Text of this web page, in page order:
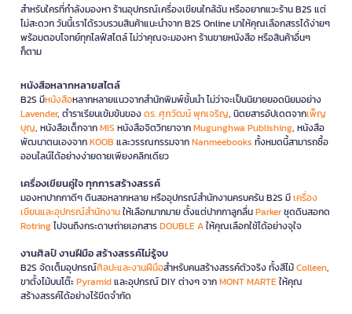
สำหรับใครที่กำลังมองหา ร้านอุปกรณ์เครื่องเขียนใกล้ฉัน หรืออยากแวะร้าน B2S แต่
ไม่สะดวก วันนี้เราได้รวบรวมสินค้าแนะนำจาก B2S Online มาให้คุณเลือกสรรได้ง่ายๆ
พร้อมตอบโจทย์ทุกไลฟ์สไตล์ ไม่ว่าคุณจะมองหา ร้านขายหนังสือ หรือสินค้าอื่นๆ
ก็ตาม
หนังสือหลากหลายสไตล์
B2S มีหนังสือหลากหลายแนวจากสำนักพิมพ์ชั้นนำ ไม่ว่าจะเป็นนิยายยอดนิยมอย่าง
Lavender, ตำราเรียนเข้มข้นของดร. ศุภวัฒน์ พุกเจริญ, นิตยสารอัปเดตจากเพ็ญ
บุญ, หนังสือเด็กจากMIS หนังสือจิตวิทยาจากMugunghwa Publishing, หนังสือ
พัฒนาตนเองจากKOOB และวรรณกรรมจากNanmeebooks ทั้งหมดนี้สามารถซื้อ
ออนไลน์ได้อย่างง่ายดายเพียงคลิกเดียว
เครื่องเขียนคู่ใจ ทุกการสร้างสรรค์
มองหาปากกาดีๆ ดินสอหลากหลาย หรืออุปกรณ์สำนักงานครบครัน B2S มีเครื่อง
เขียนและอุปกรณ์สำนักงานให้เลือกมากมาย ตั้งแต่ปากกาลูกลื่นParkerชุดดินสอกด
Rotringไปจนถึงกระดาษถ่ายเอกสารDOUBLE Aให้คุณเลือกใช้ได้อย่างจุใจ
งานศิลป์ งานฝีมือ สร้างสรรค์ไม่รู้จบ
B2S จัดเต็มอุปกรณ์ศิลปะและงานฝีมือสำหรับคนสร้างสรรค์ตัวจริง ทั้งสีไม้Colleen,
ขาตั้งไม้บนโต๊ะPyramidและอุปกรณ์ DIY ต่างๆ จากMONT MARTEให้คุณ
สร้างสรรค์ได้อย่างไร้ขีดจำกัด